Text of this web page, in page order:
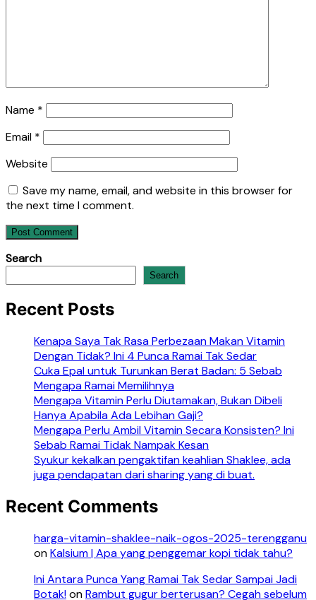
Name *
Email *
Website
Save my name, email, and website in this browser for
the next time I comment.
Search
Search
Recent Posts
Kenapa Saya Tak Rasa Perbezaan Makan Vitamin
Dengan Tidak? Ini 4 Punca Ramai Tak Sedar
Cuka Epal untuk Turunkan Berat Badan: 5 Sebab
Mengapa Ramai Memilihnya
Mengapa Vitamin Perlu Diutamakan, Bukan Dibeli
Hanya Apabila Ada Lebihan Gaji?
Mengapa Perlu Ambil Vitamin Secara Konsisten? Ini
Sebab Ramai Tidak Nampak Kesan
Syukur kekalkan pengaktifan keahlian Shaklee, ada
juga pendapatan dari sharing yang di buat.
Recent Comments
harga-vitamin-shaklee-naik-ogos-2025-terengganu
onKalsium | Apa yang penggemar kopi tidak tahu?
Ini Antara Punca Yang Ramai Tak Sedar Sampai Jadi
Botak!onRambut gugur berterusan? Cegah sebelum